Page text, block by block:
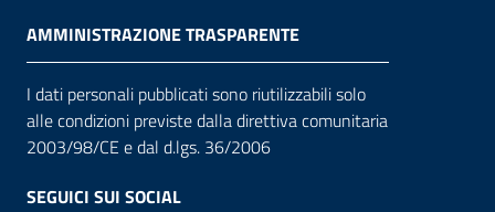
AMMINISTRAZIONE TRASPARENTE
I dati personali pubblicati sono riutilizzabili solo
alle condizioni previste dalla direttiva comunitaria
2003/98/CE e dal d.lgs. 36/2006
SEGUICI SUI SOCIAL